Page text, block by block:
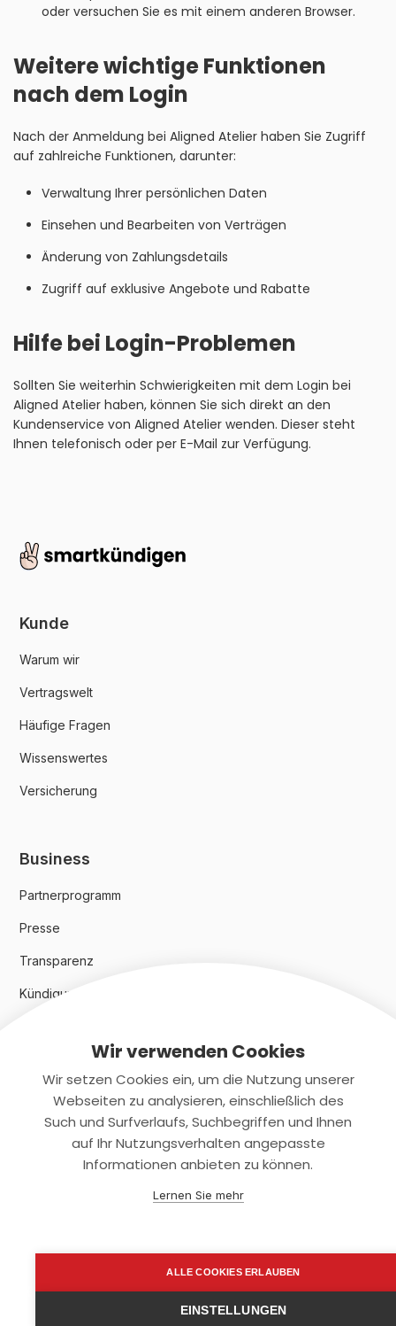
oder versuchen Sie es mit einem anderen Browser.
Weitere wichtige Funktionen
nach dem Login
Nach der Anmeldung bei Aligned Atelier haben Sie Zugriff
auf zahlreiche Funktionen, darunter:
Verwaltung Ihrer persönlichen Daten
Einsehen und Bearbeiten von Verträgen
Änderung von Zahlungsdetails
Zugriff auf exklusive Angebote und Rabatte
Hilfe bei Login-Problemen
Sollten Sie weiterhin Schwierigkeiten mit dem Login bei
Aligned Atelier haben, können Sie sich direkt an den
Kundenservice von Aligned Atelier wenden. Dieser steht
Ihnen telefonisch oder per E-Mail zur Verfügung.
Kunde
Warum wir
Vertragswelt
Häufige Fragen
Wissenswertes
Versicherung
Business
Partnerprogramm
Presse
Transparenz
Kündigungsindex 2024
Rechtliches
Datenschutz
support@smartkuendigen.de
Wir verwenden Cookies
Wir setzen Cookies ein, um die Nutzung unserer
Webseiten zu analysieren, einschließlich des
Such und Surfverlaufs, Suchbegriffen und Ihnen
auf Ihr Nutzungsverhalten angepasste
Informationen anbieten zu können.
Lernen Sie mehr
ALLE COOKIES ERLAUBEN
EINSTELLUNGEN